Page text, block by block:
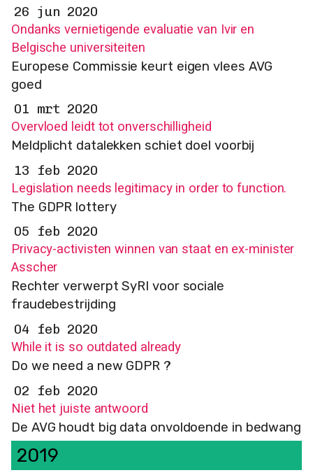
26 jun 2020
Ondanks vernietigende evaluatie van Ivir en
Belgische universiteiten
Europese Commissie keurt eigen vlees AVG
goed
01 mrt 2020
Overvloed leidt tot onverschilligheid
Meldplicht datalekken schiet doel voorbij
13 feb 2020
Legislation needs legitimacy in order to function.
The GDPR lottery
05 feb 2020
Privacy-activisten winnen van staat en ex-minister
Asscher
Rechter verwerpt SyRI voor sociale
fraudebestrijding
04 feb 2020
While it is so outdated already
Do we need a new GDPR ?
02 feb 2020
Niet het juiste antwoord
De AVG houdt big data onvoldoende in bedwang
2019